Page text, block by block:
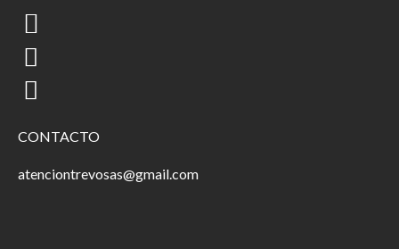
CONTACTO
atenciontrevosas@gmail.com